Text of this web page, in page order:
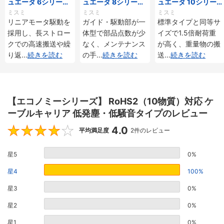
ュエータ 6シリーズ
標準タイプ インクリ
メンタル・アブソリ
ュート仕様
ミスミ
リニアモータ駆動を
採用し、長ストロー
クでの高速搬送や繰
り返...続きを読む
ュエータ 8シリーズ
標準タイプ インクリ
メンタル・アブソリ
ュート仕様
ミスミ
ガイド・駆動部が一
体型で部品点数が少
なく、メンテナンス
の手...続きを読む
ュエータ 10シリー
ズ 標準タイプ 重荷
重 インクリメンタ
ル・アブソリュート
仕様
ミスミ
標準タイプと同等サ
イズで1.5倍耐荷重
が高く、重量物の搬
送...続きを読む
【エコノミーシリーズ】 RoHS2（10物質）対応 ケ
ーブルキャリア 低発塵・低騒音タイプのレビュー
4
平均満足度 4.0 2件のレビュー
星5 0%
星4 100%
星3 0%
星2 0%
星1 0%